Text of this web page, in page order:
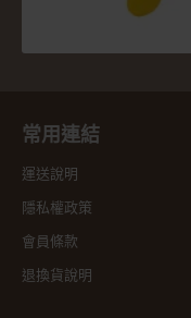
常用連結
運送說明
隱私權政策
會員條款
退換貨說明